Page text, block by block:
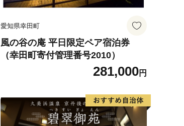
愛知県幸田町
風の谷の庵 平日限定ペア宿泊券
（幸田町寄付管理番号2010）
281,000円